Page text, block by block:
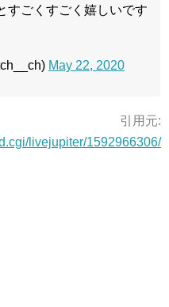
すごくすごく嬉しいです
May 22, 2020
引用元:
livejupiter/1592966306/